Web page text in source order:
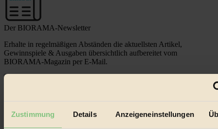
Zustimmung Details Anzeigeneinstellungen
Der BIORAMA-Newsletter
Erhalte in regelmäßigen Abständen die aktuellsten Artikel,
Gewinnspiele & Ausgaben übersichtlich aufbereitet vom
BIORAMA-Magazin per E-Mail.